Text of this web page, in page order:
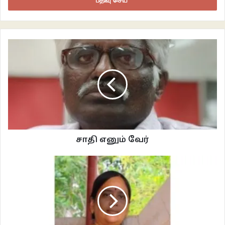
oOo
testicular and ovarian arousal, to the meeting of sperm and egg, is
contemptible. For instance, the selling of insurance, to which you
and I have devoted the past thirty years, or misogynistic Rotary
luncheons”
விளக்கணைத்தாயிற்று. கட்டிலில் மூவருக்கு இடமில்லை என்பதால் மனைவியும்
நான்கு வயது மகனும் தரையில் படுக்கிறார்கள். மின்விசிறியின் மூன்று சிறகுகள்
பன்மடங்காகப் பெருகியிருப்பதைப் பார்த்தபடி படுத்துக் கொண்டிருந்தான்.
மகனை எப்போது தனியாக படுக்க வைக்கமுடியும் . படுத்தவுடனேயே தூங்கிவிட
முடிகிறது அவர்கள் இருவராலும். மாலை குளித்தாலும் இரவு உறங்குவதற்குள்
வியர்த்து விடுகிறது, பின்னங்கழுத்து வியர்வை வாசத்தை உள்ளிழுத்துக்
கொண்டான். இன்று மாலை அலுவலகத்திலிருந்து வீட்டிற்கு வரும் போது இவன்
தெருவிற்கு முந்தையதில் காளையொன்று பசுவின் மீது நின்றபடி கவிந்திருந்தது.
காலுக்கு வைத்துக் கொள்ளும் தலைகாணியை தொடைகளுக்குள்
செலுத்தினான். திரைப்படங்களில் பாய்ந்து வரும் ஜல்லிக்கட்டு காளைகள்
சாதி எனும் வேர்